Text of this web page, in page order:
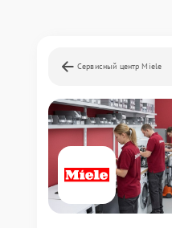
Сервисный центр Miele